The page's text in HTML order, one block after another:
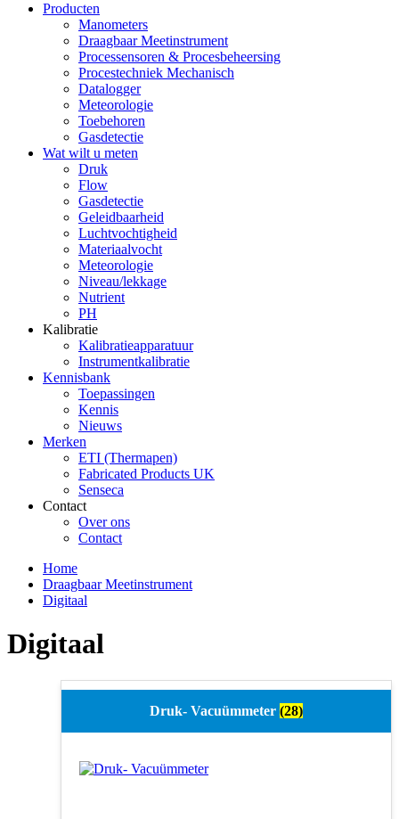
Producten
Manometers
Draagbaar Meetinstrument
Processensoren & Procesbeheersing
Procestechniek Mechanisch
Datalogger
Meteorologie
Toebehoren
Gasdetectie
Wat wilt u meten
Druk
Flow
Gasdetectie
Geleidbaarheid
Luchtvochtigheid
Materiaalvocht
Meteorologie
Niveau/lekkage
Nutrient
PH
Kalibratie
Kalibratieapparatuur
Instrumentkalibratie
Kennisbank
Toepassingen
Kennis
Nieuws
Merken
ETI (Thermapen)
Fabricated Products UK
Senseca
Contact
Over ons
Contact
Home
Draagbaar Meetinstrument
Digitaal
Digitaal
Druk- Vacuümmeter (28)